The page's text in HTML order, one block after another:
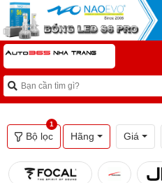
Bộ lọc
1
Hãng Giá